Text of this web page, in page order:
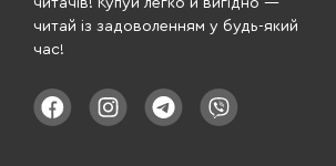
читай із задоволенням у будь-який
час!